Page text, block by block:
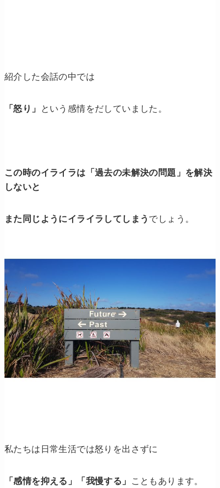
紹介した会話の中では
「怒り」 という感情をだしていました。
この時のイライラは「過去の未解決の問題」を解決
しないと
また同じようにイライラしてしまう でしょう。
私たちは日常生活では怒りを出さずに
「感情を抑える」「我慢する」 こともあります。